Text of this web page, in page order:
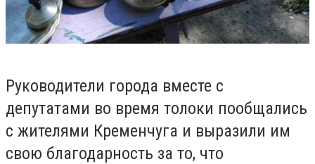
Руководители города вместе с
депутатами во время толоки пообщались
с жителями Кременчуга и выразили им
свою благодарность за то, что